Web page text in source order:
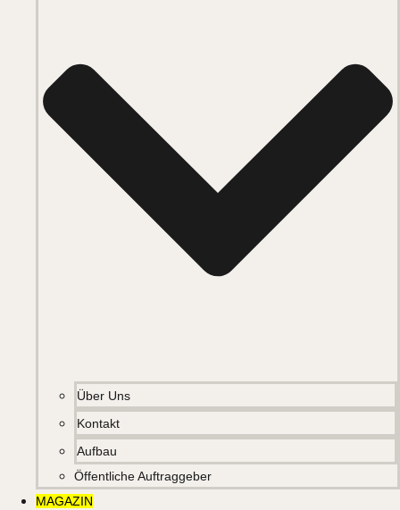
Über Uns
Kontakt
Aufbau
Öffentliche Auftraggeber
MAGAZIN